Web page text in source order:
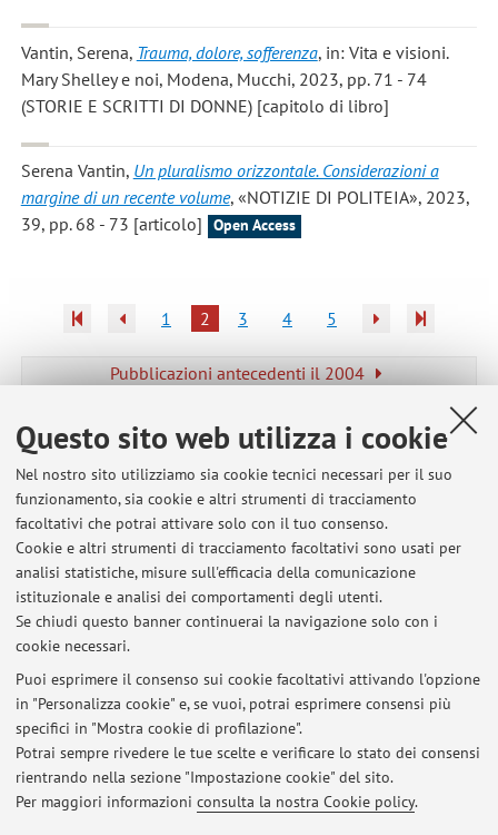
Questo sito web utilizza i cookie
Nel nostro sito utilizziamo sia cookie tecnici necessari per il suo
funzionamento, sia cookie e altri strumenti di tracciamento
facoltativi che potrai attivare solo con il tuo consenso.
Cookie e altri strumenti di tracciamento facoltativi sono usati per
analisi statistiche, misure sull'efficacia della comunicazione
istituzionale e analisi dei comportamenti degli utenti.
Se chiudi questo banner continuerai la navigazione solo con i
cookie necessari.
Puoi esprimere il consenso sui cookie facoltativi attivando l'opzione
in "Personalizza cookie" e, se vuoi, potrai esprimere consensi più
specifici in "Mostra cookie di profilazione".
Potrai sempre rivedere le tue scelte e verificare lo stato dei consensi
rientrando nella sezione "Impostazione cookie" del sito.
Per maggiori informazioni consulta la nostra Cookie policy.
Vantin, Serena, Trauma, dolore, sofferenza, in: Vita e visioni.
Mary Shelley e noi, Modena, Mucchi, 2023, pp. 71 - 74
(STORIE E SCRITTI DI DONNE) [capitolo di libro]
Serena Vantin, Un pluralismo orizzontale. Considerazioni a
margine di un recente volume, «NOTIZIE DI POLITEIA», 2023,
39, pp. 68 - 73 [articolo]
Open Access
1 2 3 4 5
Pubblicazioni antecedenti il 2004
Ultimi avvisi
Seminario "From Abstract Universality to Concrete Universalism. A
Dialogue between Angela Davis and Lélia Gonzalez in the Critique of
Human Rights and Racial Democracy"
Pubblicato il: 03 luglio 2026
E' online il sito del progetto TAHR
Pubblicato il: 29 gennaio 2026
Avviso: spostamento delle aule delle lezioni di martedì 9 dicembre e
mercoledì 10 dicembre (Bioetica)
Pubblicato il: 02 dicembre 2025